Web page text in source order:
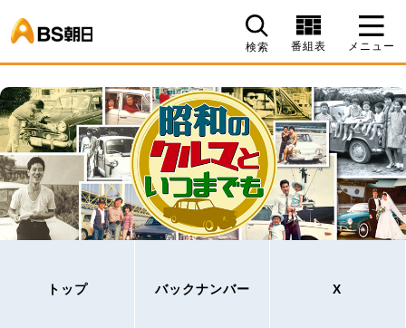
検索 番組表 メニュー
トップ バックナンバー X